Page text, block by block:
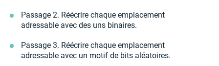
Passage 2. Réécrire chaque emplacement
adressable avec des uns binaires.
Passage 3. Réécrire chaque emplacement
adressable avec un motif de bits aléatoires.